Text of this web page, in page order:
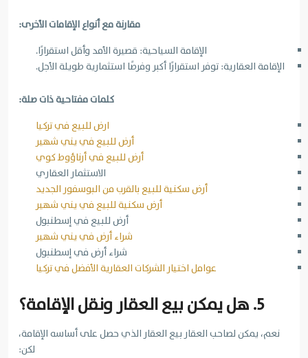
مقارنة مع أنواع الإقامات الأخرى:
الإقامة السياحية: قصيرة الأمد وأقل استقرارًا.
الإقامة العقارية: توفر استقرارًا أكبر وفرصًا استثمارية طويلة الأجل.
كلمات مفتاحية ذات صلة:
ارض للبيع في تركيا
أرض للبيع في يني شهير
أرض للبيع في أرناؤوط كوي
الاستثمار العقاري
أرض سكنية للبيع بالقرب من البوسفور الجديد
أرض سكنية للبيع في يني شهير
أرض للبيع في إسطنبول
شراء أرض في يني شهير
شراء أرض في إسطنبول
عوامل اختيار الشركات العقارية الأفضل في تركيا
5. هل يمكن بيع العقار ونقل الإقامة؟
نعم، يمكن لصاحب العقار بيع العقار الذي حصل على أساسه الإقامة،
لكن: